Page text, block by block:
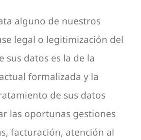
alguno de nuestros
legal o legitimización del
sus datos es la de la
formalizada y la
de sus datos
las oportunas gestiones
facturación, atención al